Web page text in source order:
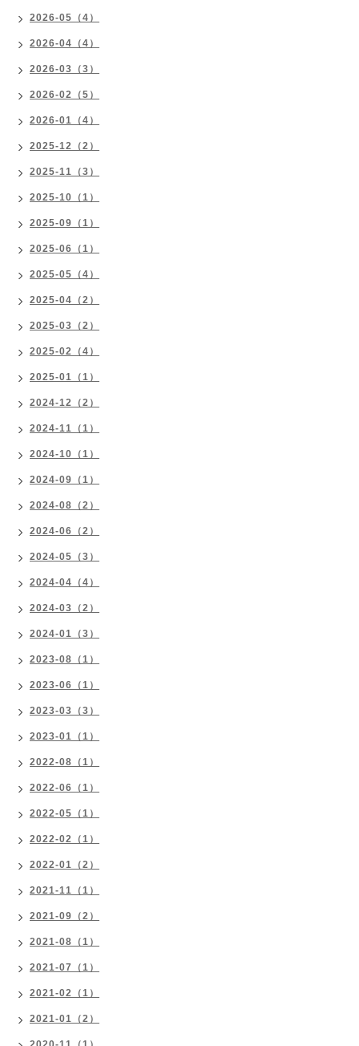
2026-05（4）
2026-04（4）
2026-03（3）
2026-02（5）
2026-01（4）
2025-12（2）
2025-11（3）
2025-10（1）
2025-09（1）
2025-06（1）
2025-05（4）
2025-04（2）
2025-03（2）
2025-02（4）
2025-01（1）
2024-12（2）
2024-11（1）
2024-10（1）
2024-09（1）
2024-08（2）
2024-06（2）
2024-05（3）
2024-04（4）
2024-03（2）
2024-01（3）
2023-08（1）
2023-06（1）
2023-03（3）
2023-01（1）
2022-08（1）
2022-06（1）
2022-05（1）
2022-02（1）
2022-01（2）
2021-11（1）
2021-09（2）
2021-08（1）
2021-07（1）
2021-02（1）
2021-01（2）